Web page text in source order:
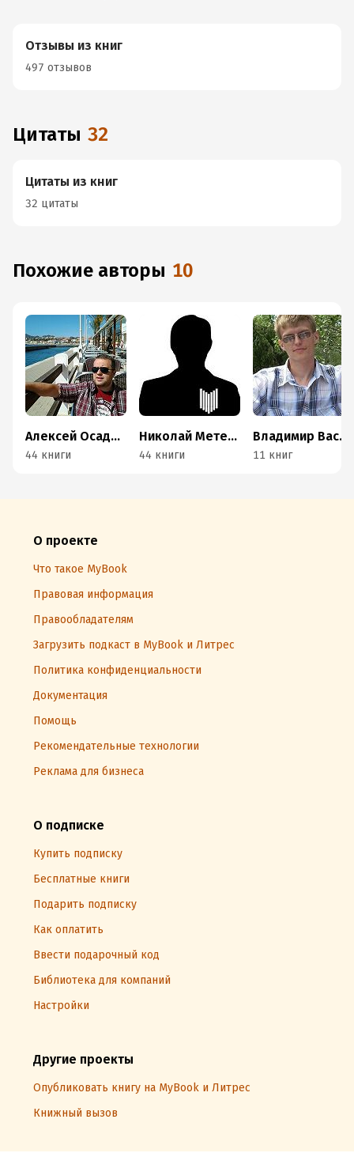
Отзывы из книг
497 отзывов
Цитаты 32
Цитаты из книг
32 цитаты
Похожие авторы 10
Алексей Осадчук
44 книги
Николай Метельский
44 книги
Владимир Василенко
11 книг
О проекте
Что такое MyBook
Правовая информация
Правообладателям
Загрузить подкаст в MyBook и Литрес
Политика конфиденциальности
Документация
Помощь
Рекомендательные технологии
Реклама для бизнеса
О подписке
Купить подписку
Бесплатные книги
Подарить подписку
Как оплатить
Ввести подарочный код
Библиотека для компаний
Настройки
Другие проекты
Опубликовать книгу на MyBook и Литрес
Книжный вызов